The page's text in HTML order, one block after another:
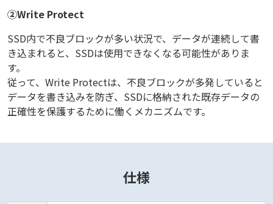
②Write Protect
SSD内で不良ブロックが多い状況で、データが連続して書
き込まれると、SSDは使用できなくなる可能性がありま
す。
従って、Write Protectは、不良ブロックが多発していると
データを書き込みを防ぎ、SSDに格納された既存データの
正確性を保護するために働くメカニズムです。
仕様